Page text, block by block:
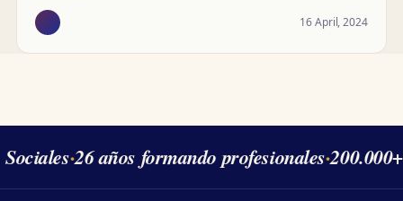
16 April, 2024
·26 años formando profesionales·